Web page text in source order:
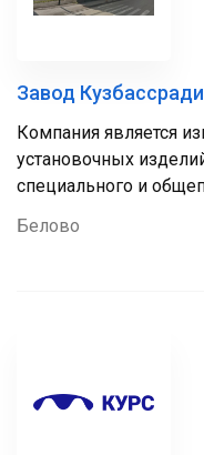
Завод
Компания является
установочных
специального и
Белово